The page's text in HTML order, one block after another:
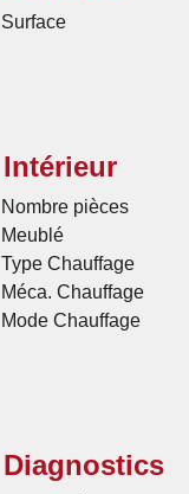
Surface
Intérieur
Nombre pièces
Meublé
Type Chauffage
Méca. Chauffage
Mode Chauffage
Diagnostics